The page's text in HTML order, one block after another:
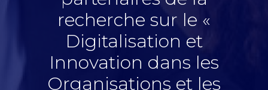
recherche sur le «
Digitalisation et
Innovation dans les
Organisations et les